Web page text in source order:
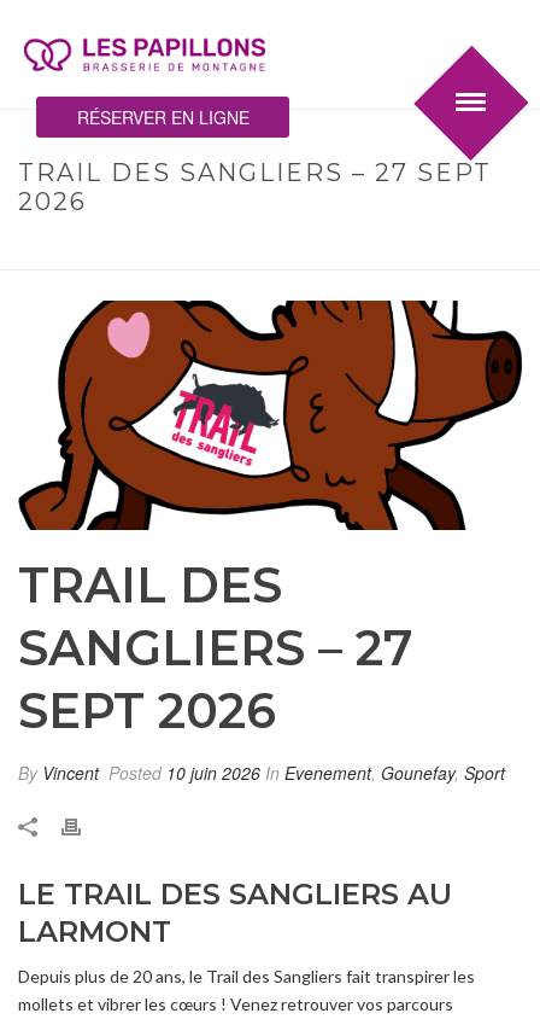
RÉSERVER EN LIGNE
TRAIL DES SANGLIERS – 27 SEPT
2026
TRAIL DES
SANGLIERS – 27
SEPT 2026
By Vincent Posted 10 juin 2026 In Evenement, Gounefay, Sport
LE TRAIL DES SANGLIERS AU
LARMONT
Depuis plus de 20 ans, le Trail des Sangliers fait transpirer les
mollets et vibrer les cœurs ! Venez retrouver vos parcours